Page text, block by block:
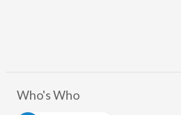
Who's Who